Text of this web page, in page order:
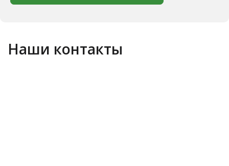
Наши контакты